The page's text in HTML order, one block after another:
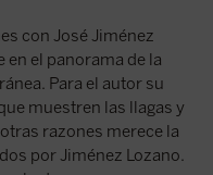
con José Jiménez
en el panorama de la
Para el autor su
muestren las llagas y
razones merece la
por Jiménez Lozano.